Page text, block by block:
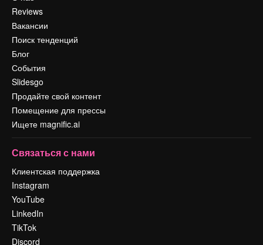
Reviews
Вакансии
Поиск тенденций
Блог
События
Slidesgo
Продайте свой контент
Помещение для прессы
Ищете magnific.ai
Связаться с нами
Клиентская поддержка
Instagram
YouTube
LinkedIn
TikTok
Discord